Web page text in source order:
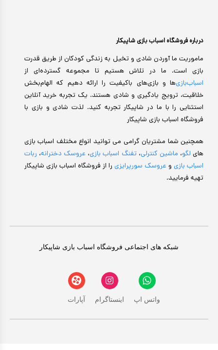
درباره فروشگاه اسباب بازی شاپیکار
ماموریت ما آوردن شادی و تخیل به زندگی کودکان از طریق قدرت
بازی است. ما در تلاش هستیم تا مجموعه گسترده‌ای از
اسباب‌بازی‌ها و بازی‌های باکیفیت را ارائه دهیم که الهام‌بخش
خلاقیت، ترویج یادگیری و شادی هستند. یک تجربه خرید آنلاین
استثنایی را با ما در شاپیکار تجربه کنید. لذت شادی و بازی با
فروشگاه اسباب بازی شاپیکار
همچنین شما مشتریان گرامی می توانید انواع مختلف اسباب بازی
های لگو، ماشین کنترلی،تفنگ اسباب بازی، عروسک دخترانه، ربات
اسباب بازی و عروسک سورپرایزی را از فروشگاه اسباب بازی شاپیکار
تهیه فرمایید.
شبکه های اجتماعی فروشگاه اسباب بازی شاپیکار
واتس اپ اینستاگرام آپارات